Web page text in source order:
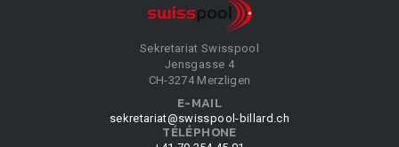
Sekretariat Swisspool
Jensgasse 4
CH-3274 Merzligen
E-MAIL
sekretariat@swisspool-billard.ch
TÉLÉPHONE